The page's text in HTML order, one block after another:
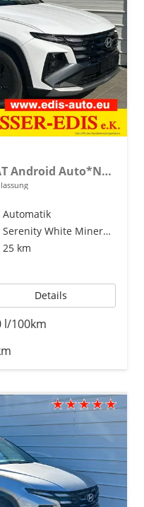
Black Line 1.6 T-GDi HEV AT Android Auto*Navi*SHZ*Kamera*2Z Klimaauto*
Automatik
Serenity White Mineraleffekt
25 km
Details
l/100km